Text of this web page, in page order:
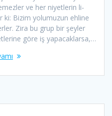
ve her niyetlerin li-
ki: Bizim yolumuzun ehline
Zira bu grup bir şeyler
göre iş yapacaklarsa,…